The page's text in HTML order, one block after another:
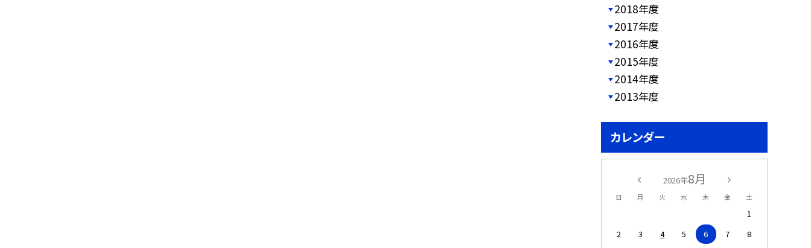
2018年度
2017年度
2016年度
2015年度
2014年度
2013年度
カレンダー
2026年8月
日 月 火 水 木 金 土
1
2
3 4 5 6 7
8